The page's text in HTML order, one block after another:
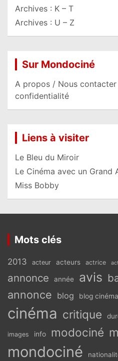
Archives : K – T
Archives : U – Z
Sur Mondociné
A propos / Nous
confidentialité
Liens à visiter
Le Bleu du Miroir
Le Cinéma avec un Grand
Miss Bobby
Mots clés
2013 acteur acteurs actrice
annonce année avis
annonce blog blog cinéma
cinéma critique
images info modociné
mondociné